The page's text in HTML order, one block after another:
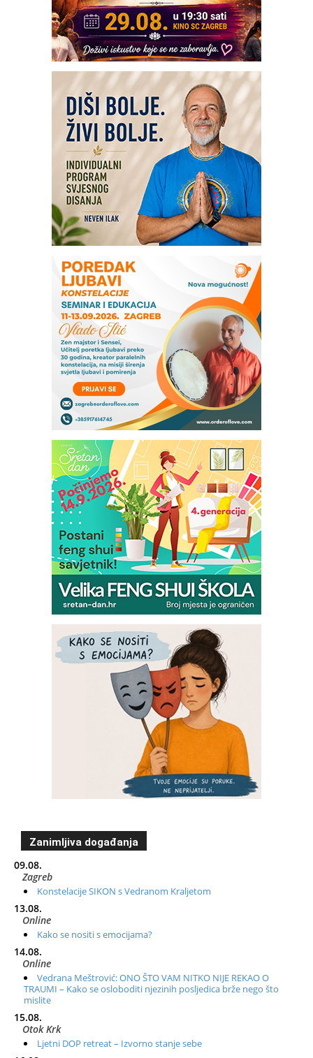
Zanimljiva događanja
09.08.
Zagreb
Konstelacije SIKON s Vedranom Kraljetom
13.08.
Online
Kako se nositi s emocijama?
14.08.
Online
Vedrana Meštrović: ONO ŠTO VAM NITKO NIJE REKAO O
TRAUMI – Kako se osloboditi njezinih posljedica brže nego što
mislite
15.08.
Otok Krk
Ljetni DOP retreat – Izvorno stanje sebe